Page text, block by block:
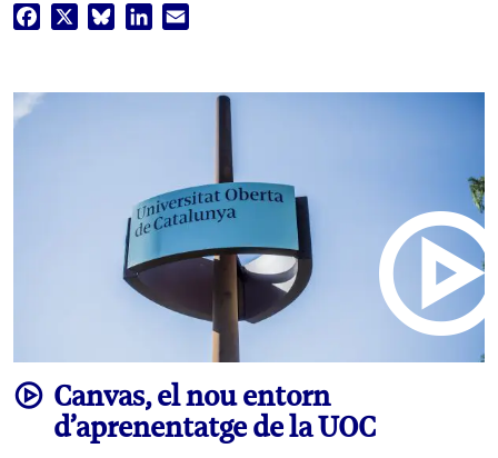
Facebook BlueskyLinkedIn
videoCanvas, el nou entorn
d’aprenentatge de la UOC